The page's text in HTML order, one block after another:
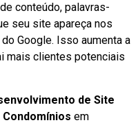
conteúdo, palavras-
seu site apareça nos
Google. Isso aumenta a
mais clientes potenciais
de Site
Condomínios em